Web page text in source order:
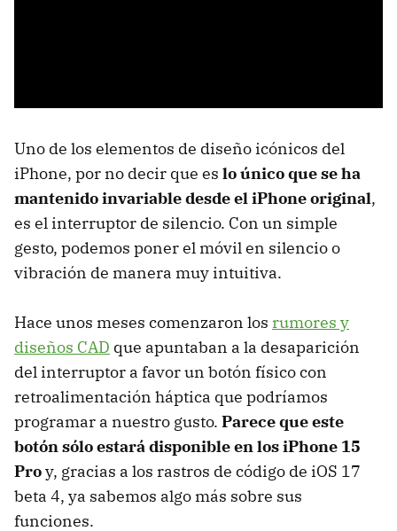
Uno de los elementos de diseño icónicos del
iPhone, por no decir que es lo único que se ha
mantenido invariable desde el iPhone original,
es el interruptor de silencio. Con un simple
gesto, podemos poner el móvil en silencio o
vibración de manera muy intuitiva.
Hace unos meses comenzaron los rumores y
diseños CAD que apuntaban a la desaparición
del interruptor a favor un botón físico con
retroalimentación háptica que podríamos
programar a nuestro gusto. Parece que este
botón sólo estará disponible en los iPhone 15
Proy, gracias a los rastros de código de iOS 17
beta 4, ya sabemos algo más sobre sus
funciones.